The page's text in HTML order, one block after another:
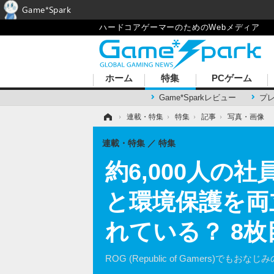
ハードコアゲーマーのためのWebメディア
ホーム 特集
Game*Sparkレビュー プ
PCゲーム
› 連載・特集 › 特集 › 記事 › 写真・画像
約6,000人の社
と環境保護を
れている？ 8
ROG (Republic of Gamers)でもおなじ
連載・特集 特集
Game*Spark